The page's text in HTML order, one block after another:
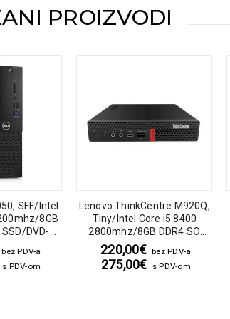
PROIZVODI
SFF/Intel
8GB
DVD-
10 Pro
bez PDV-a
s PDV-om
Lenovo ThinkCentre M920Q,
Tiny/Intel Core i5 8400
2800mhz/8GB DDR4 SO
DIMM/256GB SSD/No
Optic/Lenovo 120Watt
19.5V/6.15a round
220,00€ bez PDV-a
275,00€ s PDV-om